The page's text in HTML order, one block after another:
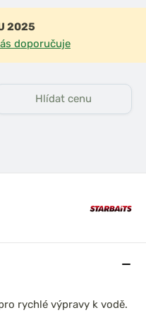
rychlé výpravy k vodě.
2025
doporučuje
Hlídat cenu